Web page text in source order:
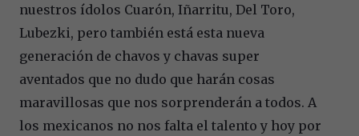
nuestros ídolos Cuarón, Iñarritu, Del Toro,
Lubezki, pero también está esta nueva
generación de chavos y chavas super
aventados que no dudo que harán cosas
maravillosas que nos sorprenderán a todos. A
los mexicanos no nos falta el talento y hoy por